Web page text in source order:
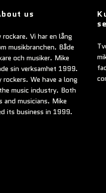
us
rockare. Vi har en lång
musikbranchen. Både
och musiker. Mike
sin verksamhet 1999.
rockers. We have a long
music industry. Both
and musicians. Mike
its business in 1999.